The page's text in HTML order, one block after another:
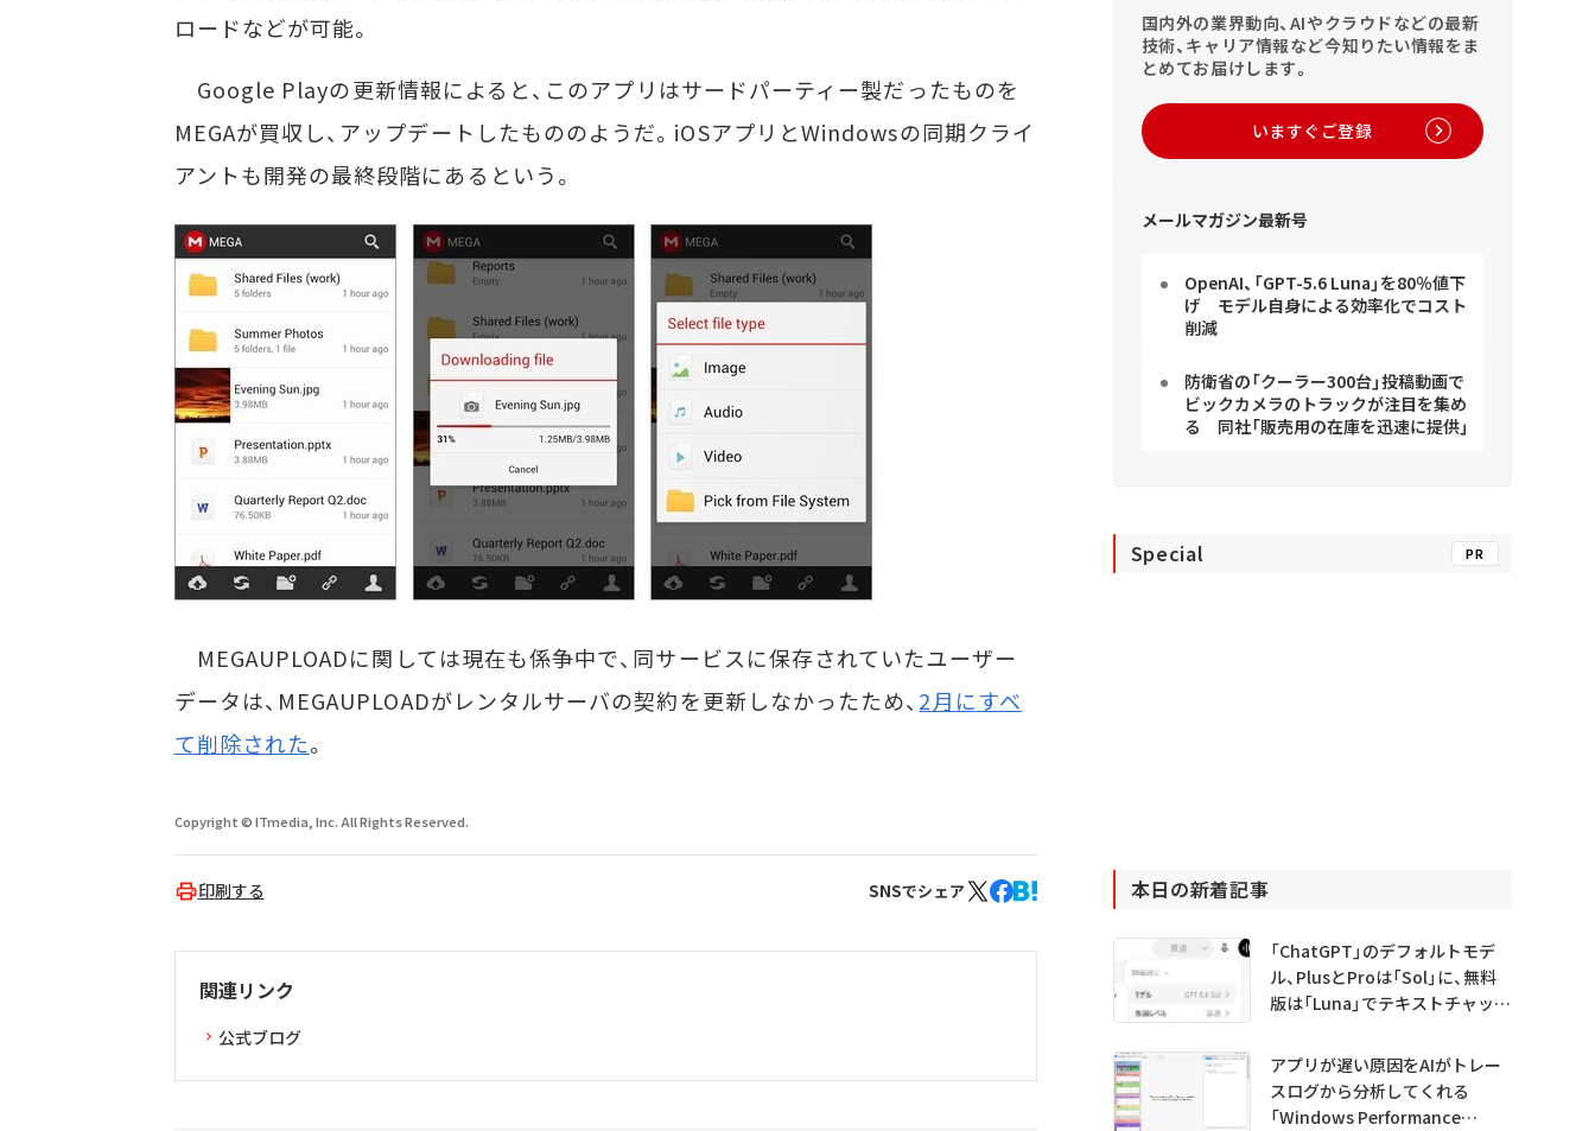
ロードなどが可能。
Google Playの更新情報によると、このアプリはサードパーティー製だったものを
MEGAが買収し、アップデートしたもののようだ。iOSアプリとWindowsの同期クライ
アントも開発の最終段階にあるという。
MEGAUPLOADに関しては現在も係争中で、同サービスに保存されていたユーザー
データは、MEGAUPLOADがレンタルサーバの契約を更新しなかったため、 2月にすべ
て削除された。
Copyright © ITmedia, Inc. All Rights Reserved.
印刷する SNSでシェア
関連リンク
公式ブログ
国内外の業界動向、AIやクラウドなどの最新
技術、キャリア情報など今知りたい情報をま
とめてお届けします。
いますぐご登録
メールマガジン最新号
OpenAI、「GPT-5.6 Luna」を80％値下
げ モデル自身による効率化でコスト
削減
防衛省の「クーラー300台」投稿動画で
ビックカメラのトラックが注目を集め
る 同社「販売用の在庫を迅速に提供」
Special PR
本日の新着記事
「ChatGPT」のデフォルトモデ
ル、PlusとProは「Sol」に、無料
版は「Luna」でテキストチャット
アプリが遅い原因をAIがトレー
スログから分析してくれる
「Windows Performance